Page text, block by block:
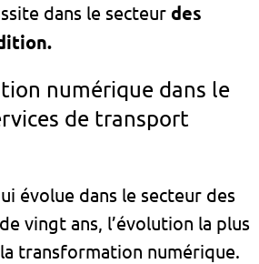
dans le secteur des
numérique dans le
de transport
évolue dans le secteur des
vingt ans, l’évolution la plus
transformation numérique.